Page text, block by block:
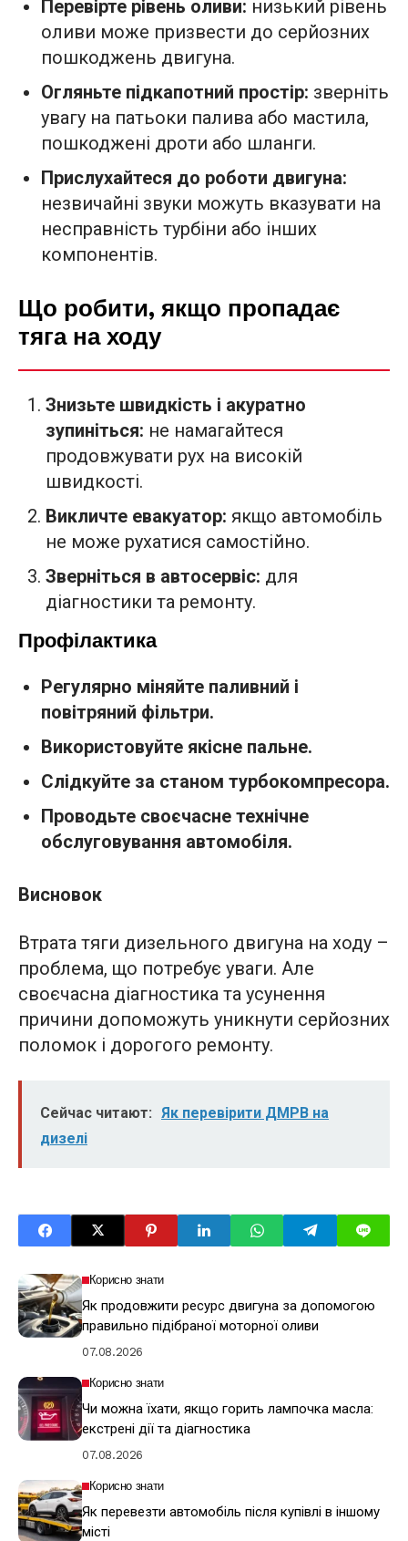
Перевірте рівень оливи: низький рівень
оливи може призвести до серйозних
пошкоджень двигуна.
Огляньте підкапотний простір: зверніть
увагу на патьоки палива або мастила,
пошкоджені дроти або шланги.
Прислухайтеся до роботи двигуна:
незвичайні звуки можуть вказувати на
несправність турбіни або інших
компонентів.
Що робити, якщо пропадає
тяга на ходу
Знизьте швидкість і акуратно
зупиніться: не намагайтеся
продовжувати рух на високій
швидкості.
Викличте евакуатор: якщо автомобіль
не може рухатися самостійно.
Зверніться в автосервіс: для
діагностики та ремонту.
Профілактика
Регулярно міняйте паливний і
повітряний фільтри.
Використовуйте якісне пальне.
Слідкуйте за станом турбокомпресора.
Проводьте своєчасне технічне
обслуговування автомобіля.
Висновок
Втрата тяги дизельного двигуна на ходу –
проблема, що потребує уваги. Але
своєчасна діагностика та усунення
причини допоможуть уникнути серйозних
поломок і дорогого ремонту.
Сейчас читают:
Як перевірити ДМРВ на
дизелі
Корисно знати
Як продовжити ресурс двигуна за допомогою
правильно підібраної моторної оливи
07.08.2026
Корисно знати
Чи можна їхати, якщо горить лампочка масла:
екстрені дії та діагностика
07.08.2026
Корисно знати
Як перевезти автомобіль після купівлі в іншому
місті